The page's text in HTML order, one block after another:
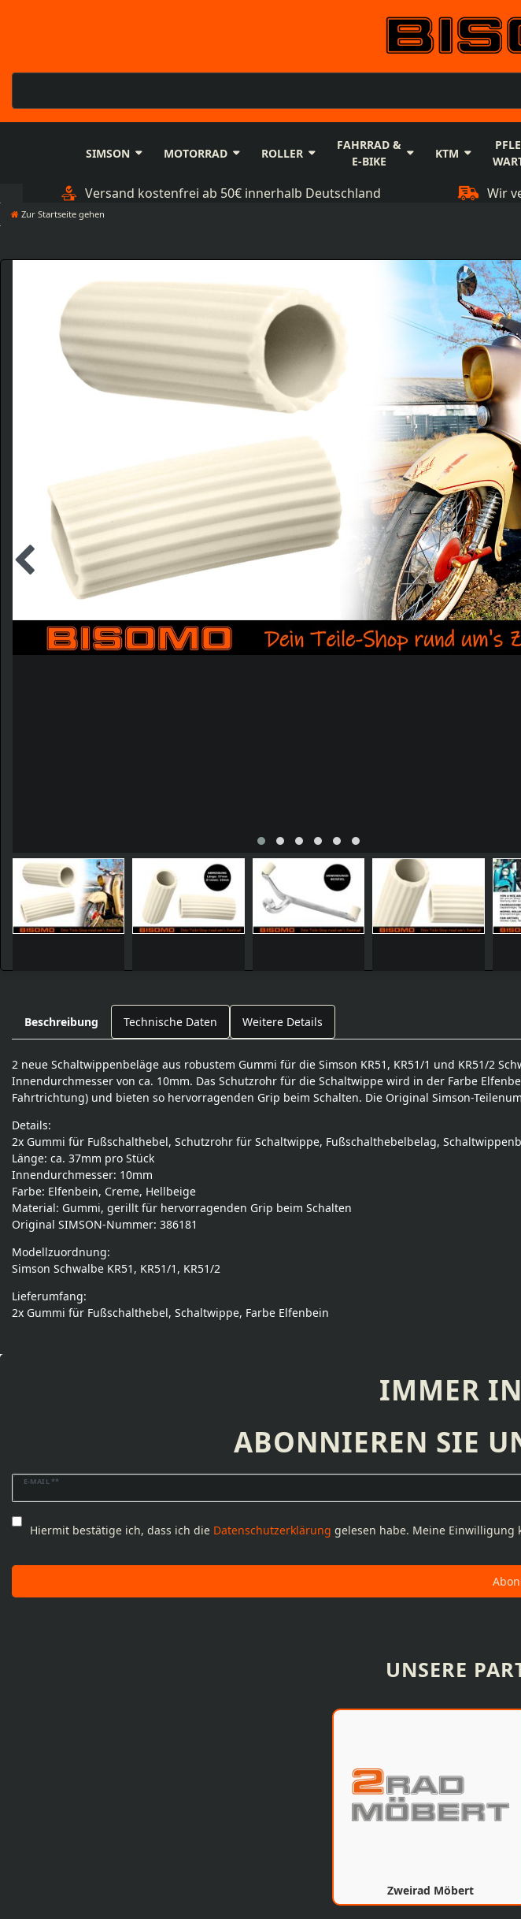
SIMSON MOTORRAD ROLLER
FAHRRAD &
E-BIKE
KTM
Versand kostenfrei ab 50€ innerhalb Deutschland Wir
Zur Startseite gehen
Beschreibung Technische Daten Weitere Details
2 neue Schaltwippenbeläge aus robustem Gummi für die Simson KR51, KR51/1 und KR51/2
Innendurchmesser von ca. 10mm. Das Schutzrohr für die Schaltwippe wird in der Farbe
Fahrtrichtung) und bieten so hervorragenden Grip beim Schalten. Die Original Simson-
Details:
2x Gummi für Fußschalthebel, Schutzrohr für Schaltwippe, Fußschalthebelbelag,
Länge: ca. 37mm pro Stück
Innendurchmesser: 10mm
Farbe: Elfenbein, Creme, Hellbeige
Material: Gummi, gerillt für hervorragenden Grip beim Schalten
Original SIMSON-Nummer: 386181
Modellzuordnung:
Simson Schwalbe KR51, KR51/1, KR51/2
Lieferumfang:
2x Gummi für Fußschalthebel, Schaltwippe, Farbe Elfenbein
IMMER
ABONNIEREN SIE
E-MAIL **
Newsletter
Honig
Hiermit bestätige ich, dass ich die Daten­schutz­erklärung gelesen habe. Meine
UNSERE
Zweirad Möbert